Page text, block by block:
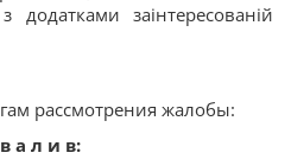
додатками заінтересованій
рассмотрения жалобы:
а л и в: